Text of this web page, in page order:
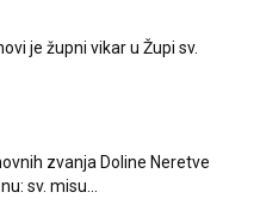
je župni vikar u Župi sv.
zvanja Doline Neretve
sv. misu...